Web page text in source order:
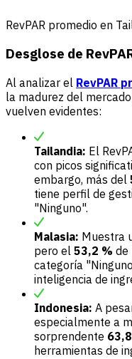
RevPAR promedio en
Desglose de
Al analizar el RevPAR
la madurez del
vuelven evidentes:
Tailandia: El
con picos
embargo, más del
tiene perfil de
"Ninguno".
Malasia: Muestra
pero el 53,2 % de
categoría
inteligencia de
Indonesia: A
especialmente a
sorprendente
herramientas de